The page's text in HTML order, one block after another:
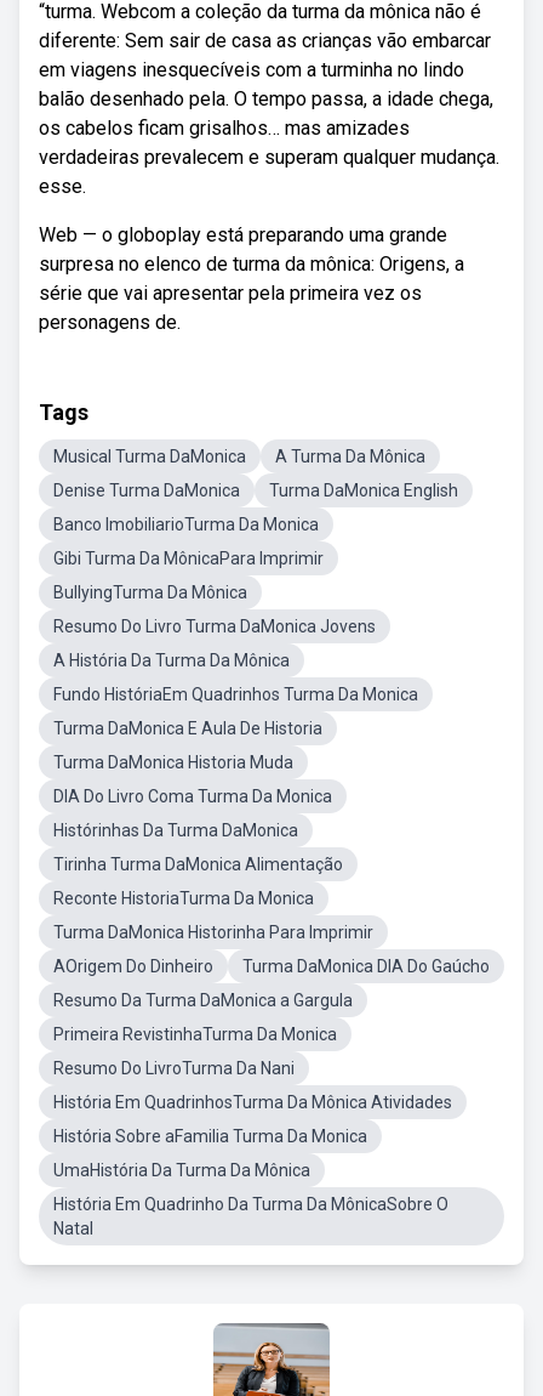
“turma. Webcom a coleção da turma da mônica não é
diferente: Sem sair de casa as crianças vão embarcar
em viagens inesquecíveis com a turminha no lindo
balão desenhado pela. O tempo passa, a idade chega,
os cabelos ficam grisalhos… mas amizades
verdadeiras prevalecem e superam qualquer mudança.
esse.
Web — o globoplay está preparando uma grande
surpresa no elenco de turma da mônica: Origens, a
série que vai apresentar pela primeira vez os
personagens de.
Tags
Musical Turma DaMonica
A Turma Da Mônica
Denise Turma DaMonica
Turma DaMonica English
Banco ImobiliarioTurma Da Monica
Gibi Turma Da MônicaPara Imprimir
BullyingTurma Da Mônica
Resumo Do Livro Turma DaMonica Jovens
A História Da Turma Da Mônica
Fundo HistóriaEm Quadrinhos Turma Da Monica
Turma DaMonica E Aula De Historia
Turma DaMonica Historia Muda
DIA Do Livro Coma Turma Da Monica
Histórinhas Da Turma DaMonica
Tirinha Turma DaMonica Alimentação
Reconte HistoriaTurma Da Monica
Turma DaMonica Historinha Para Imprimir
AOrigem Do Dinheiro
Turma DaMonica DIA Do Gaúcho
Resumo Da Turma DaMonica a Gargula
Primeira RevistinhaTurma Da Monica
Resumo Do LivroTurma Da Nani
História Em QuadrinhosTurma Da Mônica Atividades
História Sobre aFamilia Turma Da Monica
UmaHistória Da Turma Da Mônica
História Em Quadrinho Da Turma Da MônicaSobre O
Natal